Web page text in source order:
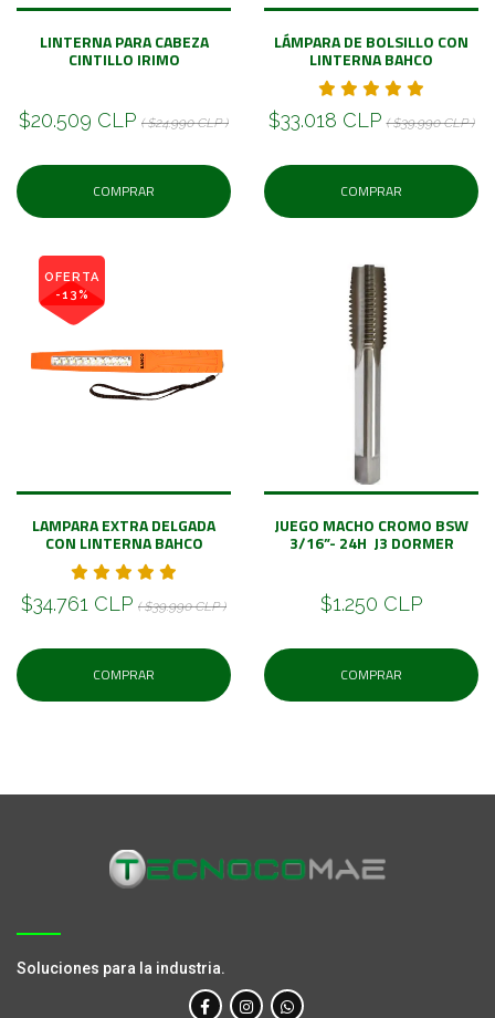
LINTERNA PARA CABEZA
CINTILLO IRIMO
$20.509 CLP ( $24.990 CLP )
COMPRAR
LÁMPARA DE BOLSILLO CON
LINTERNA BAHCO
$33.018 CLP ( $39.990 CLP )
COMPRAR
OFERTA
-13%
LAMPARA EXTRA DELGADA
CON LINTERNA BAHCO
$34.761 CLP ( $39.990 CLP )
COMPRAR
JUEGO MACHO CROMO BSW
3/16”- 24H J3 DORMER
$1.250 CLP
COMPRAR
Soluciones para la industria.